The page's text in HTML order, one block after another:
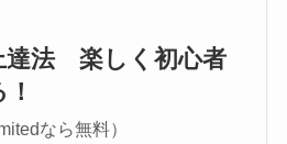
達法 楽しく初心者
なら無料）